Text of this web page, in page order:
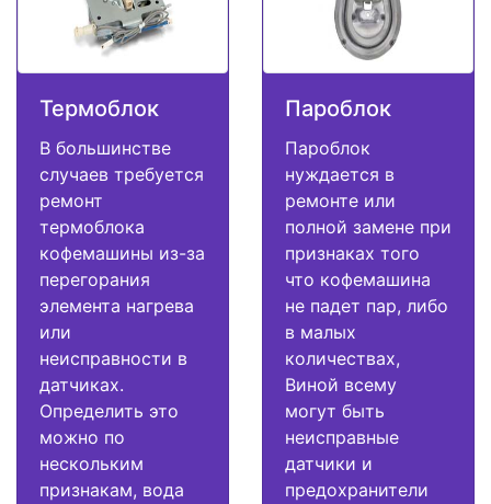
Термоблок
В большинстве
случаев требуется
ремонт
термоблока
кофемашины из-за
перегорания
элемента нагрева
или
неисправности в
датчиках.
Определить это
можно по
нескольким
признакам, вода
Пароблок
Пароблок
нуждается в
ремонте или
полной замене при
признаках того
что кофемашина
не падет пар, либо
в малых
количествах,
Виной всему
могут быть
неисправные
датчики и
предохранители